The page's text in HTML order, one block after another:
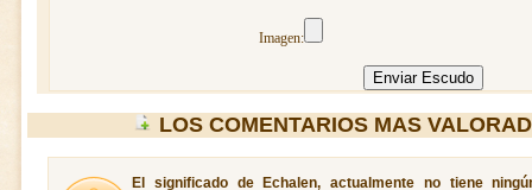
Imagen:
LOS COMENTARIOS MAS
El significado de Echalen, actualmente no tiene